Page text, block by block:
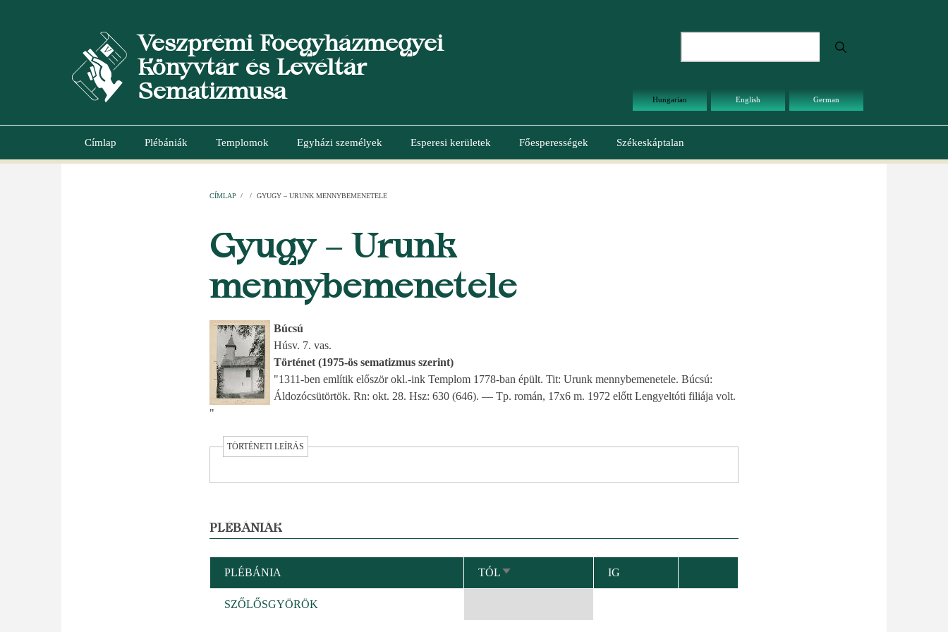
Veszprémi Főegyházmegyei
Könyvtár és Levéltár
Sematizmusa
Hungarian English German
Main
Címlap Plébániák Templomok Egyházi személyek Esperesi kerületek Főesperességek Székeskáptalan
CÍMLAP / / GYUGY – URUNK MENNYBEMENETELE
Gyugy – Urunk
mennybemenetele
Búcsú
Húsv. 7. vas.
Történet (1975-ös sematizmus szerint)
"1311-ben említik először okl.-ink Templom 1778-ban épült. Tit: Urunk mennybemenetele. Búcsú:
Áldozócsütörtök. Rn: okt. 28. Hsz: 630 (646). — Tp. román, 17x6 m. 1972 előtt Lengyeltóti filiája volt.
"
TÖRTÉNETI LEÍRÁS
PLÉBÁNIÁK
PLÉBÁNIA TÓLNÖVEKVŐ
RENDEZÉS
IG
SZŐLŐSGYÖRÖK